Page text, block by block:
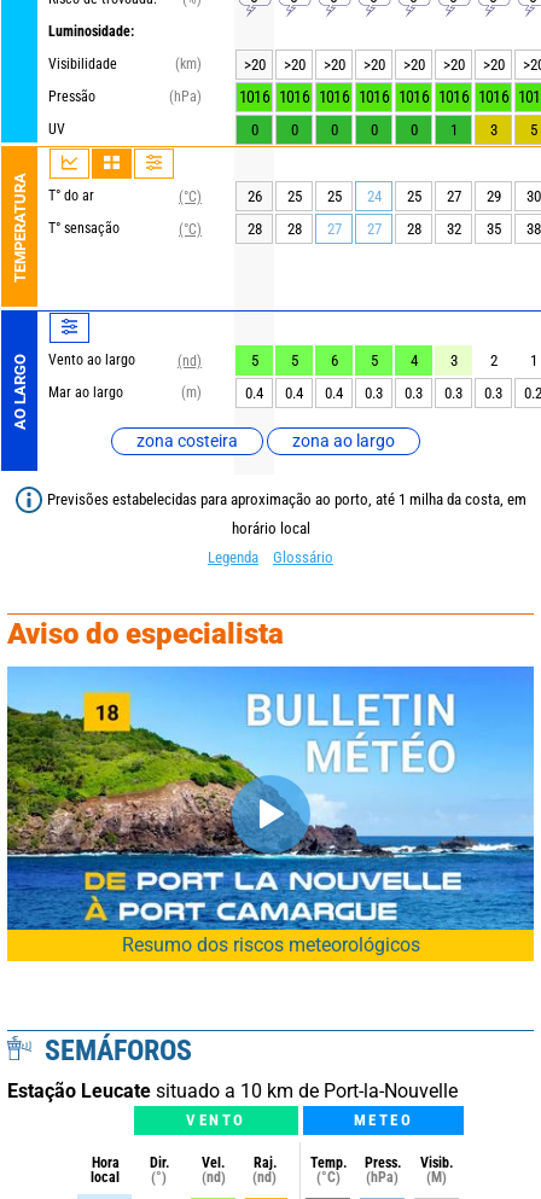
Luminosidade:
Visibilidade
(km)
Pressão
(hPa)
UV
TEMPERATURA T° do ar
(°C)
T° sensação
(°C)
AO LARGO Vento ao largo
(nd)
Mar ao largo
(m)
zona costeira zona ao largo
>20 >20 >20 >20 >20 >20 >20
1016 1016 1016 1016 1016 1016 1016
0 0 0 0 0 1 3 5
26 25 25 24 25 27 29
30
28
28 27 27 28 32 35 38
5 5 6 5 4 3 2
1
0.4
0.4 0.4 0.3 0.3 0.3 0.3 0.2
Previsões estabelecidas para aproximação ao porto, até 1 milha da costa, em
horário local
Legenda
Glossário
Aviso do especialista
Resumo dos riscos meteorológicos
SEMÁFOROS
Estação Leucate situado a 10 km de Port-la-Nouvelle
VENTO METEO
Hora
local
Dir.
(°)
Vel.
(nd)
Raj.
(nd)
Temp.
(°C)
Press.
(hPa)
Visib.
(M)